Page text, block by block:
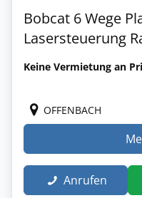
Bobcat 6 Wege
Lasersteuerung
Keine Vermietung an
OFFENBACH
Anrufen